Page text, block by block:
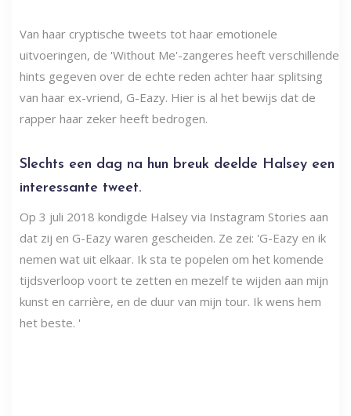
Van haar cryptische tweets tot haar emotionele
uitvoeringen, de 'Without Me'-zangeres heeft verschillende
hints gegeven over de echte reden achter haar splitsing
van haar ex-vriend, G-Eazy. Hier is al het bewijs dat de
rapper haar zeker heeft bedrogen.
Slechts een dag na hun breuk deelde Halsey een
interessante tweet.
Op 3 juli 2018 kondigde Halsey via Instagram Stories aan
dat zij en G-Eazy waren gescheiden. Ze zei: 'G-Eazy en ik
nemen wat uit elkaar. Ik sta te popelen om het komende
tijdsverloop voort te zetten en mezelf te wijden aan mijn
kunst en carrière, en de duur van mijn tour. Ik wens hem
het beste. '